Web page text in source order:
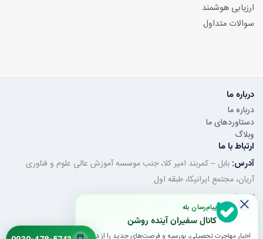
ارزیابی هوشمند
سوالات متداول
درباره ما
درباره ما
دستاوردهای ما
وبلاگ
ارتباط با ما
آدرس: بابل – کمربند امیر کلا، جنب موسسه آموزش عالی علوم و فناوری
آریان، مجتمع ایرانیکا، طبقه اول
تلفن ثابت:011-32350320
موبایل / واتساپ: 0930-478-5743
ایمیل:saroshanbbl@gmail.com
پیام‌رسان بله
کانال سفیران آینده روشن
اخبار مهاجرت تحصیلی، بورسیه و فرصت‌های جدید را از دست